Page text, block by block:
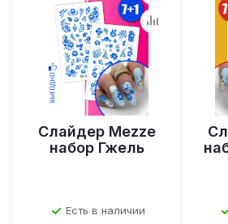
Слайдер Mezze
набор Гжель
Есть в наличии